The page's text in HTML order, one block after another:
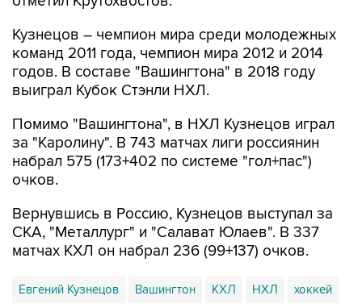
7
Фестиваль воздухоплавания в Бристоле
СПОРТ
Евгений Кузнецов перешел в
"Сибирь"
Москва. 8 августа. INTERFAX.RU - Обладатель